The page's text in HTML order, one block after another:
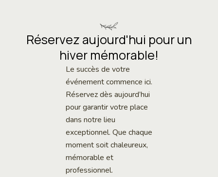
Réservez aujourd'hui pour un
hiver mémorable!
Le succès de votre
événement commence ici.
Réservez dès aujourd’hui
pour garantir votre place
dans notre lieu
exceptionnel. Que chaque
moment soit chaleureux,
mémorable et
professionnel.